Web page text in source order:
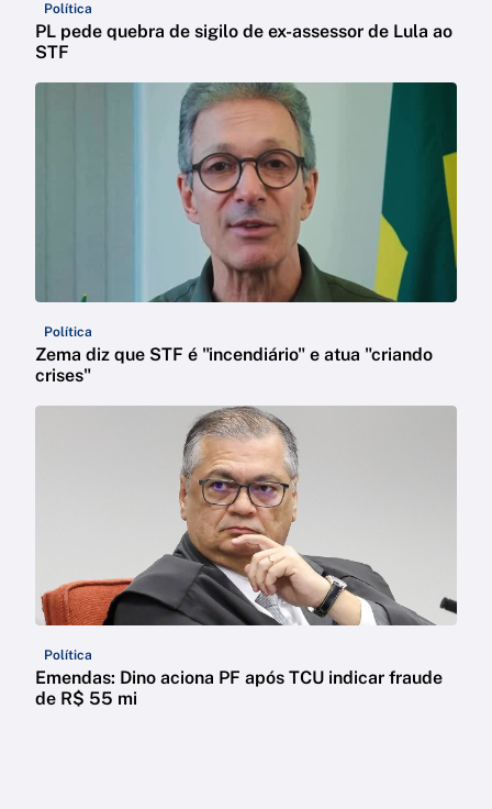
Política
PL pede quebra de sigilo de ex-assessor de Lula ao
STF
Política
Zema diz que STF é "incendiário" e atua "criando
crises"
Política
Emendas: Dino aciona PF após TCU indicar fraude
de R$ 55 mi